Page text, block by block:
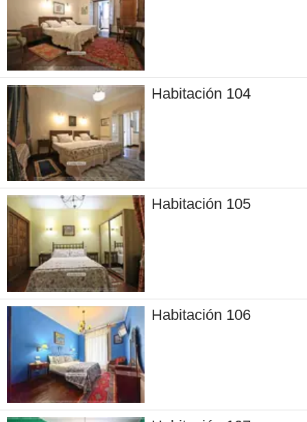
Habitación 104
Habitación 105
Habitación 106